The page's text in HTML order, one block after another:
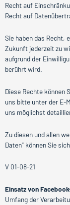
Recht auf
Recht auf
Sie haben das Recht,
Zukunft jederzeit zu
aufgrund der
berührt wird.
Diese Rechte können
uns bitte unter der E-
uns möglichst
Zu diesen und allen
Daten“ können Sie
V 01-08-21
Einsatz von
Umfang der